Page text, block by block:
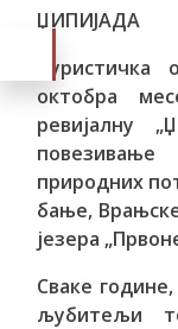
ЏИПИЈАДА
октобра
ревијалну
природних
бање,
језера
Сваке
љубитељи